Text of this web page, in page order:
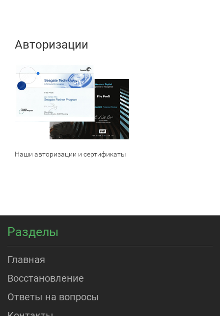
Авторизации
Наши авторизации и сертификаты
Разделы
Главная
Восстановление
Ответы на вопросы